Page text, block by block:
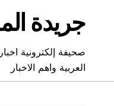
contentجريدة
صحيفة إلكترونية
العربية واهم الاخبار